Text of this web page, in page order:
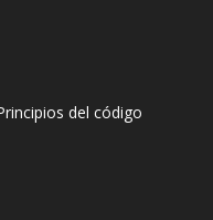
del código